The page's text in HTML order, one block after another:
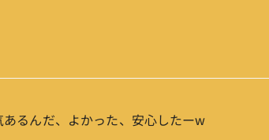
るんだ、よかった、安心したーw